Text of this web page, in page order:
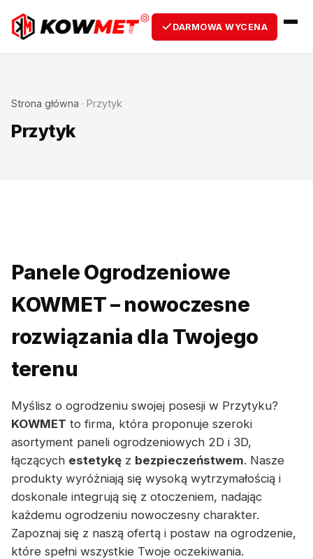
DARMOWA WYCENA
Strona główna · Przytyk
Przytyk
Panele Ogrodzeniowe
KOWMET – nowoczesne
rozwiązania dla Twojego
terenu
Myślisz o ogrodzeniu swojej posesji w Przytyku?
KOWMET to firma, która proponuje szeroki
asortyment paneli ogrodzeniowych 2D i 3D,
łączących estetykę z bezpieczeństwem. Nasze
produkty wyróżniają się wysoką wytrzymałością i
doskonale integrują się z otoczeniem, nadając
każdemu ogrodzeniu nowoczesny charakter.
Zapoznaj się z naszą ofertą i postaw na ogrodzenie,
które spełni wszystkie Twoje oczekiwania.